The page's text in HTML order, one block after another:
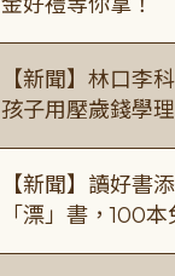
【新聞】林口李
孩子用壓歲錢學理
【新聞】讀好書
「漂」書，100